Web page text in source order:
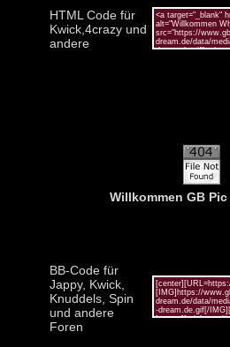
HTML Code für
Kwick,4crazy und
andere
Willkommen GB Pic
BB-Code für
Jappy, Kwick,
Knuddels, Spin
und andere
Foren